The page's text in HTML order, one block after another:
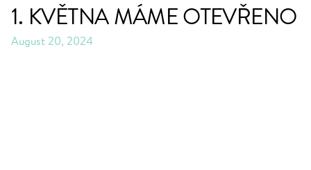
1. KVĚTNA MÁME OTEVŘENO
August 20, 2024